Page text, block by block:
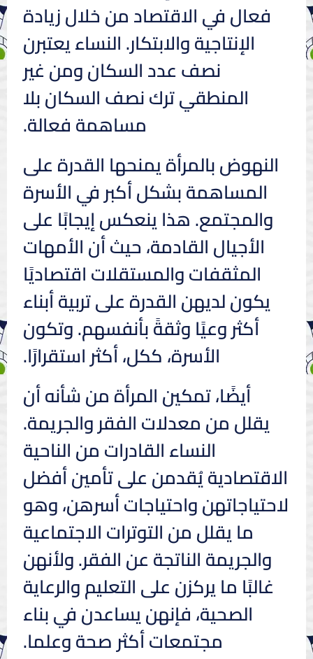
فعال في الاقتصاد من خلال زيادة
الإنتاجية والابتكار. النساء يعتبرن
نصف عدد السكان ومن غير
المنطقي ترك نصف السكان بلا
مساهمة فعالة.
النهوض بالمرأة يمنحها القدرة على
المساهمة بشكل أكبر في الأسرة
والمجتمع. هذا ينعكس إيجابًا على
الأجيال القادمة، حيث أن الأمهات
المثقفات والمستقلات اقتصاديًا
يكون لديهن القدرة على تربية أبناء
أكثر وعيًا وثقةً بأنفسهم. وتكون
الأسرة، ككل، أكثر استقرارًا.
أيضًا، تمكين المرأة من شأنه أن
يقلل من معدلات الفقر والجريمة.
النساء القادرات من الناحية
الاقتصادية يُقدمن على تأمين أفضل
لاحتياجاتهن واحتياجات أسرهن، وهو
ما يقلل من التوترات الاجتماعية
والجريمة الناتجة عن الفقر. ولأنهن
غالبًا ما يركزن على التعليم والرعاية
الصحية، فإنهن يساعدن في بناء
مجتمعات أكثر صحة وعلما.